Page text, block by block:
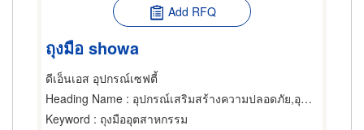
Add RFQ
ถุงมือ showa
ดีเอ็นเอส อุปกรณ์เซฟตี้
Heading Name : อุปกรณ์เสริมสร้างความปลอดภัย,อุปกรณ์และเครื่องใช้ทำความสะอาด,ถังขยะ
Keyword : ถุงมืออุตสาหกรรม